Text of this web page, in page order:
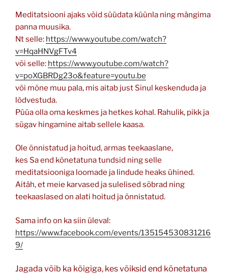
Meditatsiooni ajaks võid süüdata küünla ning mängima
panna muusika.
Nt selle: https://www.youtube.com/watch?
v=HqaHNVgFTv4
või selle: https://www.youtube.com/watch?
v=poXGBRDg23o&feature=youtu.be
või mõne muu pala, mis aitab just Sinul keskenduda ja
lõdvestuda.
Püüa olla oma keskmes ja hetkes kohal. Rahulik, pikk ja
sügav hingamine aitab sellele kaasa.
Ole õnnistatud ja hoitud, armas teekaaslane,
kes Sa end kõnetatuna tundsid ning selle
meditatsiooniga loomade ja lindude heaks ühined.
Aitäh, et meie karvased ja sulelised sõbrad ning
teekaaslased on alati hoitud ja õnnistatud.
Sama info on ka siin üleval:
https://www.facebook.com/events/135154530831216
9/
Jagada võib ka kõigiga, kes võiksid end kõnetatuna